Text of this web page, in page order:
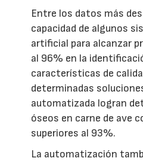
Entre los datos más
capacidad de algunos
artificial para alcanzar
al 96% en la
características de
determinadas
automatizada logran
óseos en carne de ave
superiores al 93%.
La automatización